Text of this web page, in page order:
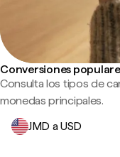
Conversiones
Consulta los tipos de
monedas principales.
JMD a USD